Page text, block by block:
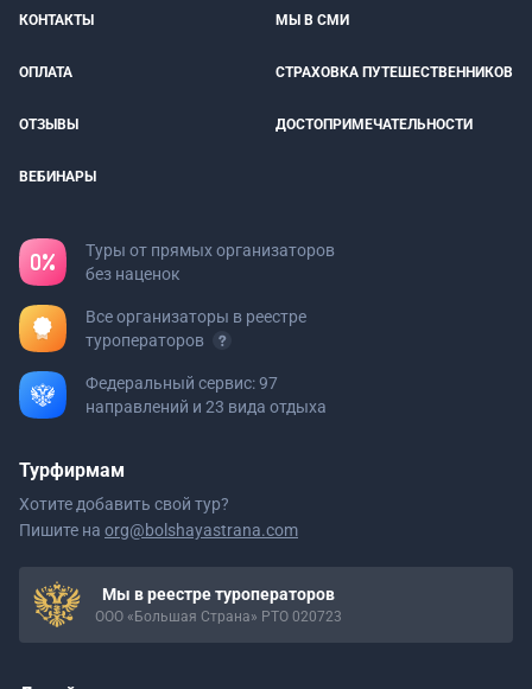
КОНТАКТЫ МЫ В СМИ
ОПЛАТА СТРАХОВКА ПУТЕШЕСТВЕННИКОВ
ОТЗЫВЫ ДОСТОПРИМЕЧАТЕЛЬНОСТИ
ВЕБИНАРЫ
Туры от прямых организаторов
без наценок
Все организаторы в реестре
туроператоров
Федеральный сервис: 97
направлений и 23 вида отдыха
Турфирмам
Хотите добавить свой тур?
Пишите на org@bolshayastrana.com
Мы в реестре туроператоров
ООО «Большая Страна» РТО 020723